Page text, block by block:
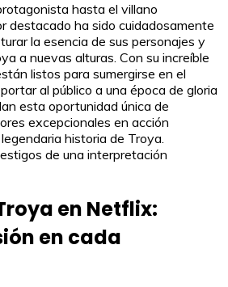
hasta el villano
destacado ha sido cuidadosamente
la esencia de sus personajes y
a nuevas alturas. Con su increíble
listos para sumergirse en el
al público a una época de gloria
esta oportunidad única de
excepcionales en acción
historia de Troya.
de una interpretación
en Netflix:
en cada